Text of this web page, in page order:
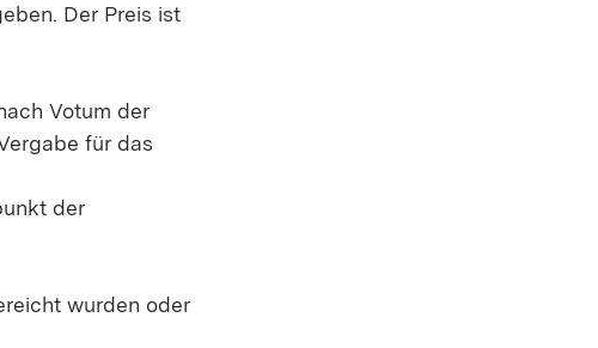
Der Preis ist
Votum der
für das
der
wurden oder